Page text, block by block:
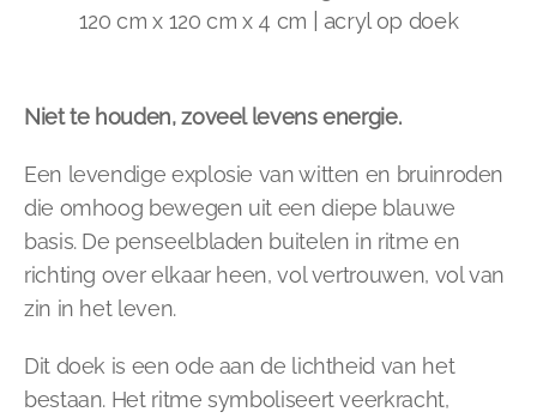
120 cm x 120 cm x 4 cm | acryl op doek
Niet te houden, zoveel levens energie.
Een levendige explosie van witten en bruinroden
die omhoog bewegen uit een diepe blauwe
basis. De penseelbladen buitelen in ritme en
richting over elkaar heen, vol vertrouwen, vol van
zin in het leven.
Dit doek is een ode aan de lichtheid van het
bestaan. Het ritme symboliseert veerkracht,